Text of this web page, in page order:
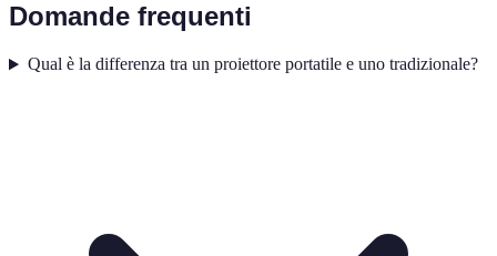
Domande frequenti
Qual è la differenza tra un proiettore portatile e uno tradizionale?